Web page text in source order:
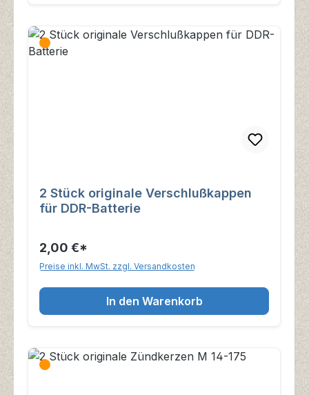
2 Stück originale Verschlußkappen
für DDR-Batterie
2,00 €*
Preise inkl. MwSt. zzgl. Versandkosten
In den Warenkorb